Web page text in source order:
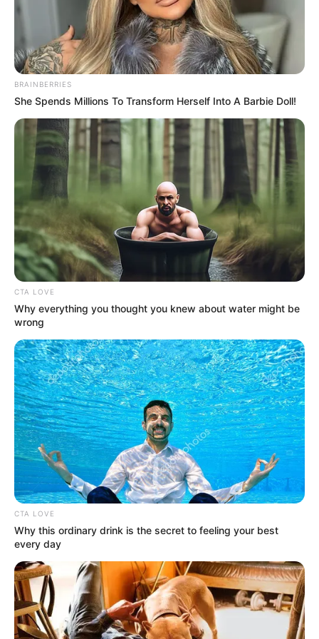
Mute
kalangan remaja. Tema yang sedang hangat di kalangan remaja ini
dikemas dalam problematika anak SMA.
Dikatakan bahwaPersahabatan Bagai Kepompongakan
menyampaikan banyak pesan kebaikan tentang kehidupan remaja
di sekolah.
Menurut Bio One, film yang dibintanginya ini memiliki banyak
nilai positif tentang persahabatan dan tentu saja akan menghibur
pemirsa.
Melalui
Persahabatan Bagai Kepompong
, kamu akan diberi tahu
bahwa membina sebuah persahabatan itu tidak mudah. Selain
karena perbedaan, kamu harus menekan ego dan saling
menghargai satu-sama lain.
BRAINBERRIES
She Spends Millions To Transform Herself Into A Barbie Doll!
CTA LOVE
Why everything you thought you knew about water might be
wrong
CTA LOVE
Why this ordinary drink is the secret to feeling your best
every day